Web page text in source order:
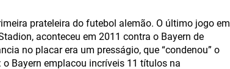
prateleira do futebol alemão. O último jogo em
aconteceu em 2011 contra o Bayern de
no placar era um presságio, que “condenou” o
Bayern emplacou incríveis 11 títulos na